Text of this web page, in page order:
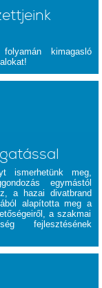
kimagasló
ismerhetünk meg,
egymástól
a hazai divatbrand
alapította meg a
a szakmai
fejlesztésének